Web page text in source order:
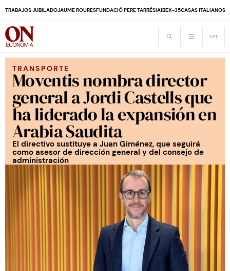
TRABAJOS JUBILADOJAUME ROURESFUNDACIÓ PERE TARRÉSIAIBEX-35CASAS ITALIANOS
TRANSPORTE
Moventis nombra director
general a Jordi Castells que
ha liderado la expansión en
Arabia Saudita
El directivo sustituye a Juan Giménez, que seguirá
como asesor de dirección general y del consejo de
administración